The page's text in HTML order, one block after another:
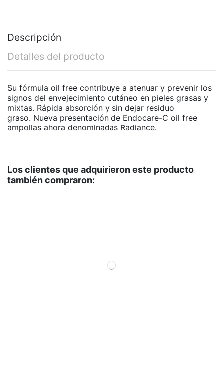
Descripción
Detalles del producto
Su fórmula oil free contribuye a atenuar y prevenir los
signos del envejecimiento cutáneo en pieles grasas y
mixtas. Rápida absorción y sin dejar residuo
graso. Nueva presentación de Endocare-C oil free
ampollas ahora denominadas Radiance.
Los clientes que adquirieron este producto
también compraron: